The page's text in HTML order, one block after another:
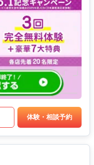
体験・相談予約